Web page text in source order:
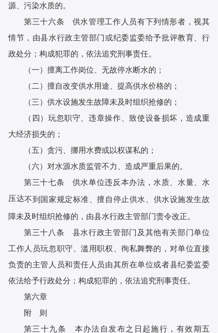
源、污染水质的。
第三十六条 供水管理工作人员有下列情形者，视其
情节，由县水行政主管部门或纪委监委给予批评教育、行
政处分；构成犯罪的，依法追究刑事责任。
（一）擅离工作岗位、无故停水断水的；
（二）擅自改变供水用途、提高供水价格的；
（三）供水设施发生故障未及时组织抢修的；
（四）玩忽职守、违章操作、致使设备损坏，造成重
大经济损失的；
（五）贪污、挪用水费或以权谋私的；
（六）对水源水质监管不力、造成严重后果的。
第三十七条 供水单位违反本办法，水质、水量、水
压达不到国家规定标准、擅自停止供水、供水设施发生故
障未及时组织抢修的，由县水行政主管部门责令改正。
第三十八条 县水行政主管部门及其他有关部门单位
工作人员玩忽职守、滥用职权、徇私舞弊的，对单位直接
负责的主管人员和责任人员由其所在单位或者县纪委监委
依法给予行政处分；构成犯罪的，依法追究刑事责任。
第六章
附 则
第三十九条 本办法自发布之日起施行，有效期五